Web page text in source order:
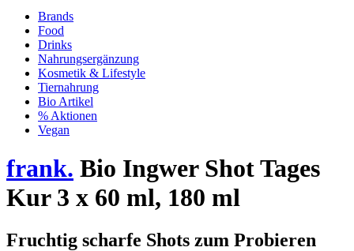
Brands
Food
Drinks
Nahrungsergänzung
Kosmetik & Lifestyle
Tiernahrung
Bio Artikel
% Aktionen
Vegan
frank. Bio Ingwer Shot Tages
Kur 3 x 60 ml, 180 ml
Fruchtig scharfe Shots zum Probieren